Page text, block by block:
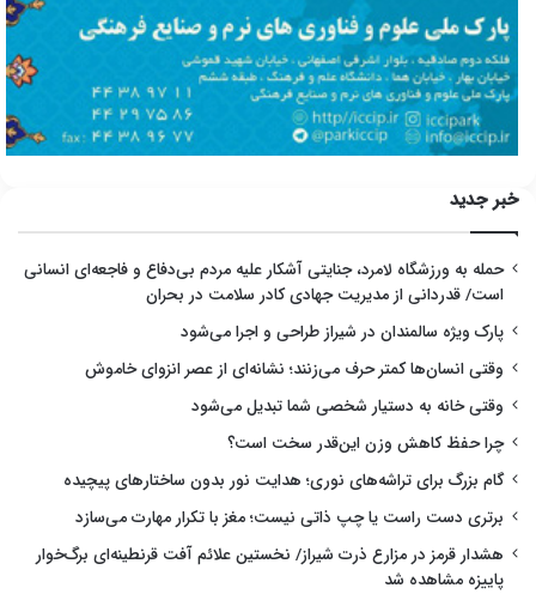
خبر جدید
حمله به ورزشگاه لامرد، جنایتی آشکار علیه مردم بی‌دفاع و فاجعه‌ای انسانی
است/ قدردانی از مدیریت جهادی کادر سلامت در بحران
پارک ویژه سالمندان در شیراز طراحی و اجرا می‌شود
وقتی انسان‌ها کمتر حرف می‌زنند؛ نشانه‌ای از عصر انزوای خاموش
وقتی خانه به دستیار شخصی شما تبدیل می‌شود
چرا حفظ کاهش وزن این‌قدر سخت است؟
گام بزرگ برای تراشه‌های نوری؛ هدایت نور بدون ساختارهای پیچیده
برتری دست راست یا چپ ذاتی نیست؛ مغز با تکرار مهارت می‌سازد
هشدار قرمز در مزارع ذرت شیراز/ نخستین علائم آفت قرنطینه‌ای برگ‌خوار
پاییزه مشاهده شد